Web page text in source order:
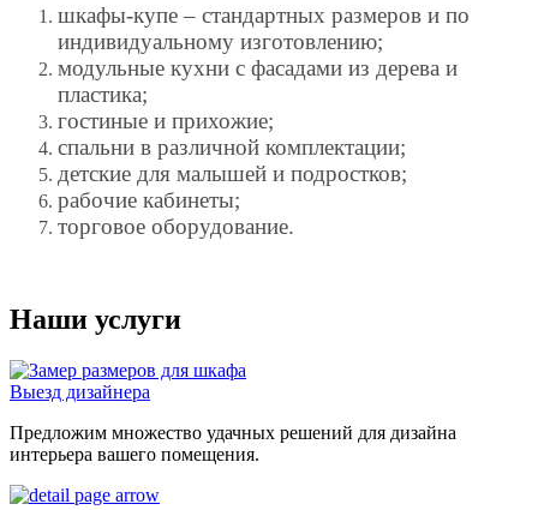
шкафы-купе – стандартных размеров и по
индивидуальному изготовлению;
модульные кухни с фасадами из дерева и
пластика;
гостиные и прихожие;
спальни в различной комплектации;
детские для малышей и подростков;
рабочие кабинеты;
торговое оборудование.
Наши услуги
Выезд дизайнера
Предложим множество удачных решений для дизайна
интерьера вашего помещения.